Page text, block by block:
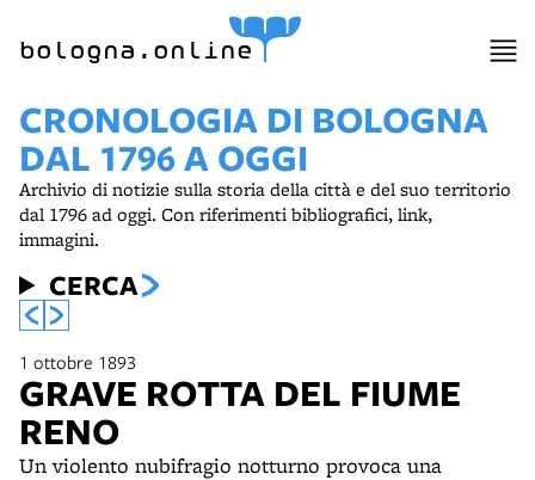
bologna.online
CRONOLOGIA DI BOLOGNA
DAL 1796 A OGGI
Archivio di notizie sulla storia della città e del suo territorio
dal 1796 ad oggi. Con riferimenti bibliografici, link,
immagini.
CERCA
1 ottobre 1893
GRAVE ROTTA DEL FIUME
RENO
Un violento nubifragio notturno provoca una